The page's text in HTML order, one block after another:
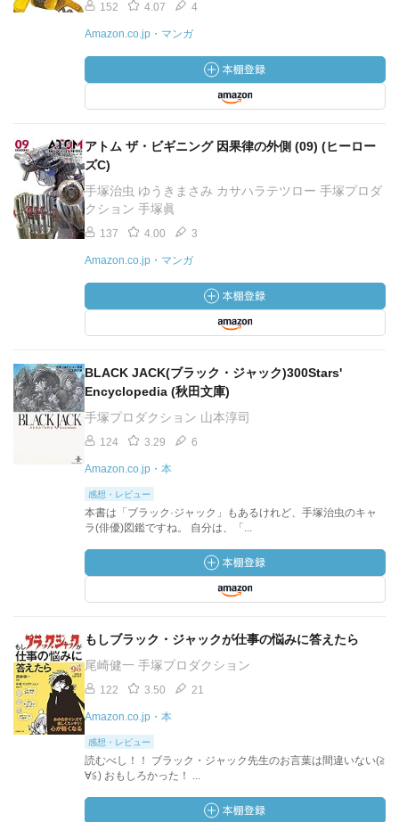
152 4.07 4
Amazon.co.jp・マンガ
アトム ザ・ビギニング 因果律の外側 (09) (ヒーロー
ズC)
手塚治虫 ゆうきまさみ カサハラテツロー 手塚プロダ
クション 手塚眞
137 4.00 3
Amazon.co.jp・マンガ
BLACK JACK(ブラック・ジャック)300Stars'
Encyclopedia (秋田文庫)
手塚プロダクション 山本淳司
124 3.29 6
Amazon.co.jp・本
感想・レビュー
本書は「ブラック·ジャック」もあるけれど、手塚治虫のキャ
ラ(俳優)図鑑ですね。 自分は、「...
もしブラック・ジャックが仕事の悩みに答えたら
尾崎健一 手塚プロダクション
122 3.50 21
Amazon.co.jp・本
感想・レビュー
読むべし！！ ブラック・ジャック先生のお言葉は間違いない(≧
∀≦) おもしろかった！ ...